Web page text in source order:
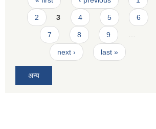
2 3 4 5 6
7 8 9
next › last »
अन्य